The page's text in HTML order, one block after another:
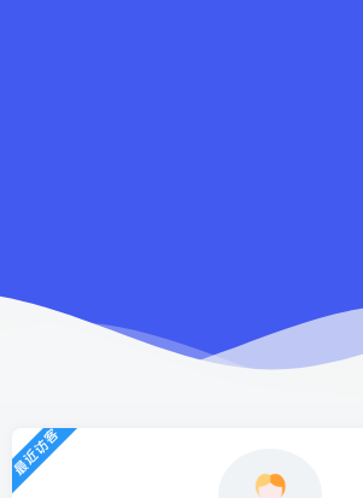
最近访客